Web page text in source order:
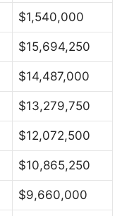
$1,540,000
$15,694,250
$14,487,000
$13,279,750
$12,072,500
$10,865,250
$9,660,000